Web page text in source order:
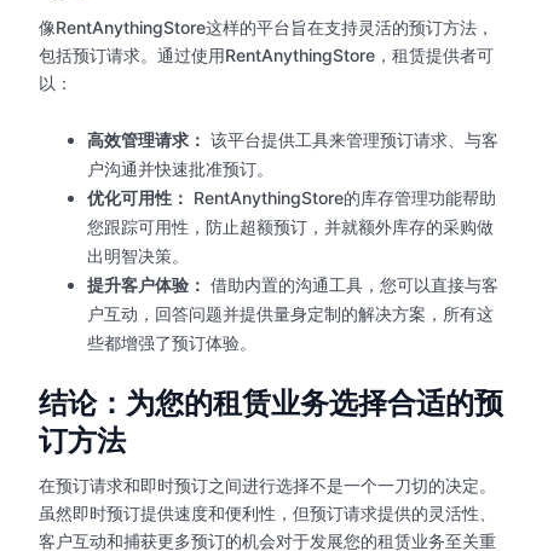
像RentAnythingStore这样的平台旨在支持灵活的预订方法，
包括预订请求。通过使用RentAnythingStore，租赁提供者可
以：
高效管理请求： 该平台提供工具来管理预订请求、与客
户沟通并快速批准预订。
优化可用性： RentAnythingStore的库存管理功能帮助
您跟踪可用性，防止超额预订，并就额外库存的采购做
出明智决策。
提升客户体验： 借助内置的沟通工具，您可以直接与客
户互动，回答问题并提供量身定制的解决方案，所有这
些都增强了预订体验。
结论：为您的租赁业务选择合适的预
订方法
在预订请求和即时预订之间进行选择不是一个一刀切的决定。
虽然即时预订提供速度和便利性，但预订请求提供的灵活性、
客户互动和捕获更多预订的机会对于发展您的租赁业务至关重